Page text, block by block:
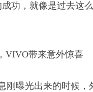
功，就像是过去这
刚曝光出来的时候